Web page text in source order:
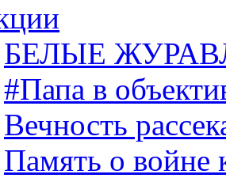
БЕЛЫЕ
#Папа в
Вечность
Память о войне